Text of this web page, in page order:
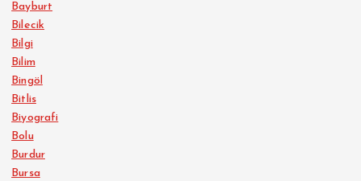
Bayburt
Bilecik
Bilgi
Bilim
Bingöl
Bitlis
Biyografi
Bolu
Burdur
Bursa